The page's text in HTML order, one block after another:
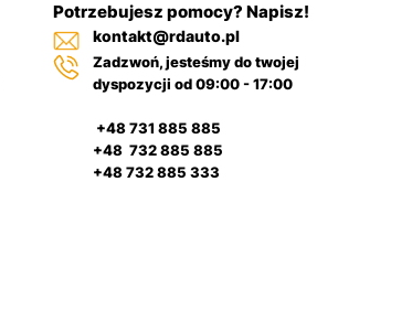
Potrzebujesz pomocy? Napisz!
kontakt@rdauto.pl
Zadzwoń, jesteśmy do twojej
dyspozycji od 09:00 - 17:00
+48 731 885 885
+48 732 885 885
+48 732 885 333